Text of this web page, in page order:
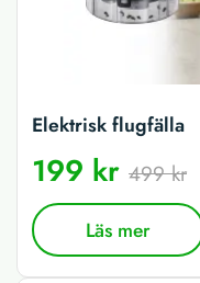
Elektrisk flugfälla
199 kr 499 kr
Läs mer